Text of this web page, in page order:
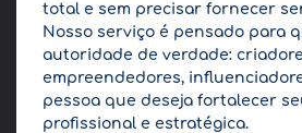
total e sem precisar fornecer
Nosso serviço é pensado para
autoridade de verdade:
empreendedores,
pessoa que deseja fortalecer
profissional e estratégica.